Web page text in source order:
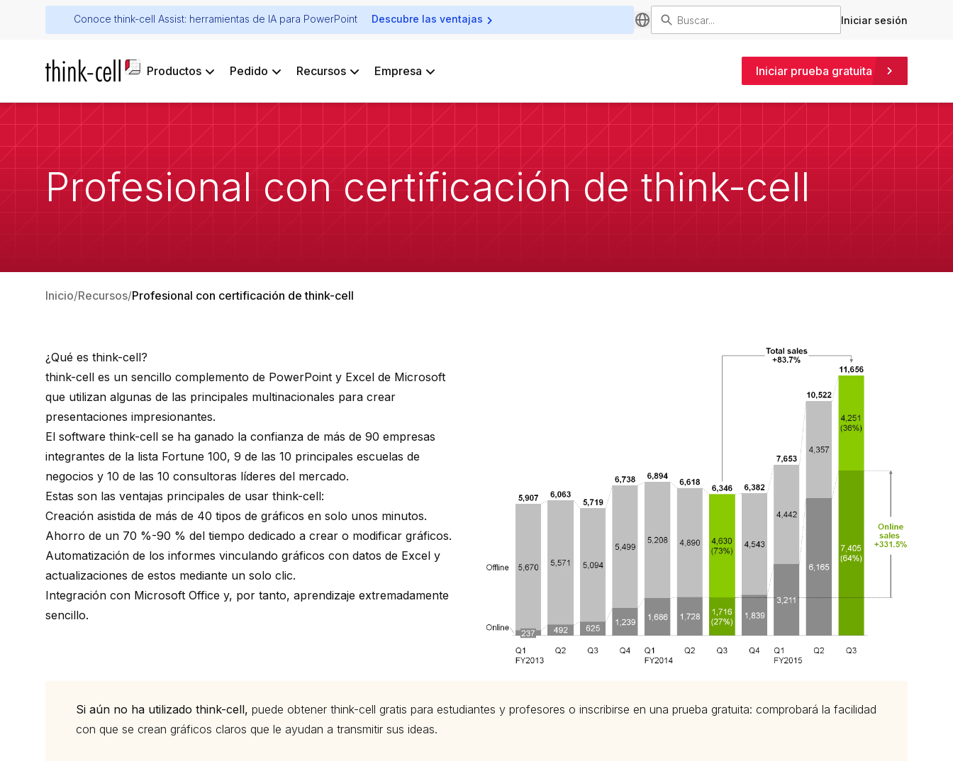
Conoce think-cell Assist: herramientas de IA para PowerPoint Descubre las ventajas Iniciar sesión
Productos Pedido Recursos Empresa Iniciar prueba gratuita
Profesional con certificación de think-cell
Inicio Recursos Profesional con certificación de think-cell
¿Qué es think-cell?
think-cell es un sencillo complemento de PowerPoint y Excel de Microsoft
que utilizan algunas de las principales multinacionales para crear
presentaciones impresionantes.
El software think-cell se ha ganado la confianza de más de 90 empresas
integrantes de la lista Fortune 100, 9 de las 10 principales escuelas de
negocios y 10 de las 10 consultoras líderes del mercado.
Estas son las ventajas principales de usar think-cell:
Creación asistida de más de 40 tipos de gráficos en solo unos minutos.
Ahorro de un 70 %-90 % del tiempo dedicado a crear o modificar gráficos.
Automatización de los informes vinculando gráficos con datos de Excel y
actualizaciones de estos mediante un solo clic.
Integración con Microsoft Office y, por tanto, aprendizaje extremadamente
sencillo.
Si aún no ha utilizado think-cell, puede obtener think-cell gratis para estudiantes y profesores o inscribirse en una prueba gratuita: comprobará la facilidad
con que se crean gráficos claros que le ayudan a transmitir sus ideas.